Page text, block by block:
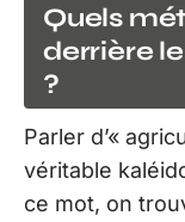
Quels
derrière
?
Parler d’«
véritable
ce mot, on